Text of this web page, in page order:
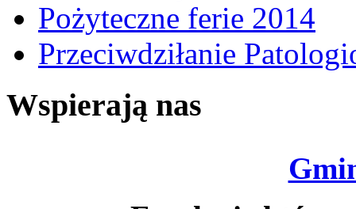
Pożyteczne ferie 2014
Przeciwdziłanie
Wspierają nas